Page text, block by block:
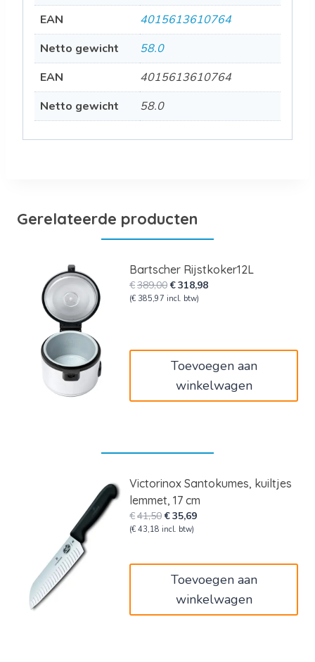
EAN
4015613610764
Netto gewicht
58.0
EAN
4015613610764
Netto gewicht
58.0
Gerelateerde producten
Bartscher Rijstkoker12L
€389,00Oorspronkelijke
prijs
€318,98Huidige
(€ 385,97 incl. btw)
Toevoegen aan
winkelwagen
Victorinox Santokumes, kuiltjes
lemmet, 17 cm
€41,50Oorspronkelijke
prijs
€35,69Huidige
(€ 43,18 incl. btw)
Toevoegen aan
winkelwagen